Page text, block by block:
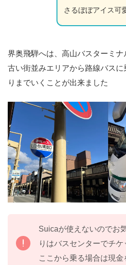
さるぼぼアイス可
界奥飛騨へは、高山バスターミナ
古い街並みエリアから路線バス
りまでいくことが出来ました
Suicaが使えないのでお
りはバスセンターでチ
ここから乗る場合は現